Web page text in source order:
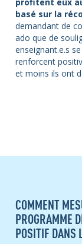
basé sur la
demandant de
ado que de
enseignant.e.s
renforcent
et moins ils ont
COMMENT
PROGRAMME
POSITIF DANS